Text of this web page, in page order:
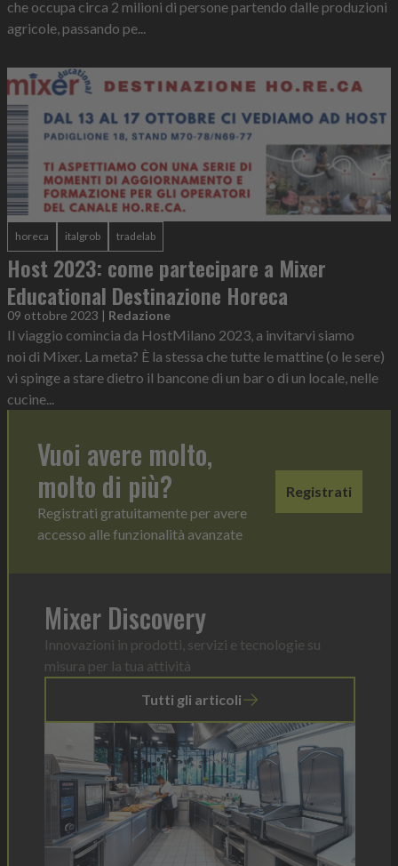
che occupa circa 2 milioni di persone partendo dalle produzioni
agricole, passando pe...
horeca italgrob tradelab
Host 2023: come partecipare a Mixer
Educational Destinazione Horeca
09 ottobre 2023 | Redazione
Il viaggio comincia da HostMilano 2023, a invitarvi siamo
noi di Mixer. La meta? È la stessa che tutte le mattine (o le sere)
vi spinge a stare dietro il bancone di un bar o di un locale, nelle
cucine...
Vuoi avere molto,
molto di più?
Registrati gratuitamente per avere
accesso alle funzionalità avanzate
Registrati
Mixer Discovery
Innovazioni in prodotti, servizi e tecnologie su
misura per la tua attività
Tutti gli articoli